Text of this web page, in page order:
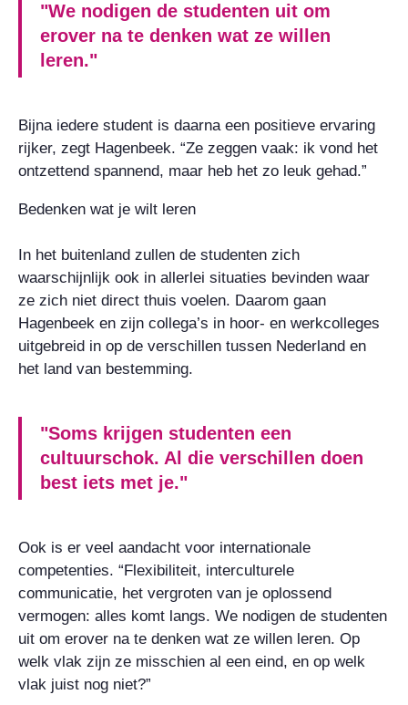
"We nodigen de studenten uit om
erover na te denken wat ze willen
leren."
Bijna iedere student is daarna een positieve ervaring
rijker, zegt Hagenbeek. “Ze zeggen vaak: ik vond het
ontzettend spannend, maar heb het zo leuk gehad.”
Bedenken wat je wilt leren
In het buitenland zullen de studenten zich
waarschijnlijk ook in allerlei situaties bevinden waar
ze zich niet direct thuis voelen. Daarom gaan
Hagenbeek en zijn collega’s in hoor- en werkcolleges
uitgebreid in op de verschillen tussen Nederland en
het land van bestemming.
"Soms krijgen studenten een
cultuurschok. Al die verschillen doen
best iets met je."
Ook is er veel aandacht voor internationale
competenties. “Flexibiliteit, interculturele
communicatie, het vergroten van je oplossend
vermogen: alles komt langs. We nodigen de studenten
uit om erover na te denken wat ze willen leren. Op
welk vlak zijn ze misschien al een eind, en op welk
vlak juist nog niet?”